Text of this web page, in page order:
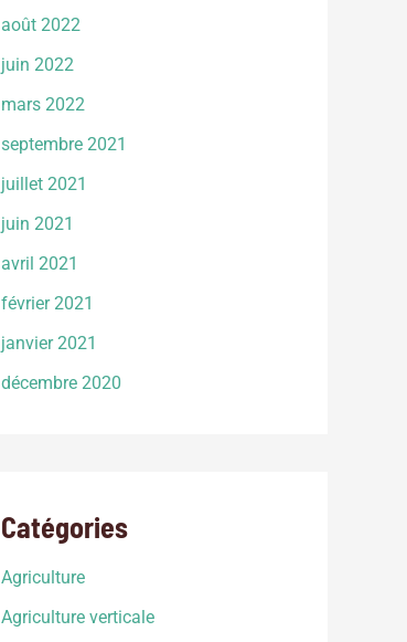
août 2022
juin 2022
mars 2022
septembre 2021
juillet 2021
juin 2021
avril 2021
février 2021
janvier 2021
décembre 2020
Catégories
Agriculture
Agriculture verticale